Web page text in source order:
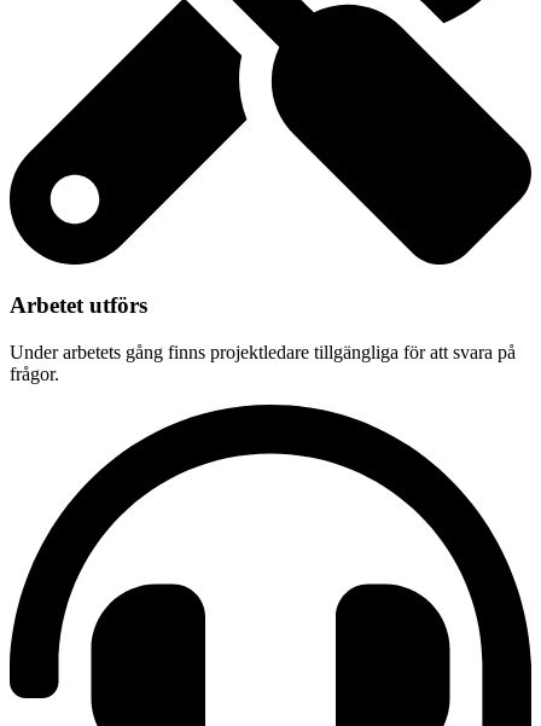
Arbetet utförs
Under arbetets gång finns projektledare tillgängliga för att svara på
frågor.